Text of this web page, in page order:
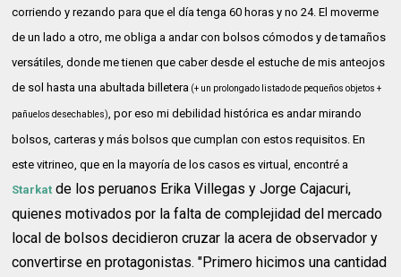
corriendo y rezando para que el día tenga 60 horas y no 24. El moverme
de un lado a otro, me obliga a andar con bolsos cómodos y de tamaños
versátiles, donde me tienen que caber desde el estuche de mis anteojos
de sol hasta una abultada billetera (+ un prolongado listado de pequeños objetos +
pañuelos desechables), por eso mi debilidad histórica es andar mirando
bolsos, carteras y más bolsos que cumplan con estos requisitos. En
este vitrineo, que en la mayoría de los casos es virtual, encontré a
Starkat de los peruanos Erika Villegas y Jorge Cajacuri,
quienes motivados por la falta de complejidad del mercado
local de bolsos decidieron cruzar la acera de observador y
convertirse en protagonistas. "Primero hicimos una cantidad